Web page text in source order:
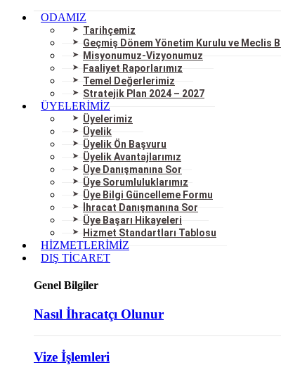
ODAMIZ
Tarihçemiz
Geçmiş Dönem Yönetim Kurulu ve Meclis
Misyonumuz-Vizyonumuz
Faaliyet Raporlarımız
Temel Değerlerimiz
Stratejik Plan 2024 – 2027
ÜYELERİMİZ
Üyelerimiz
Üyelik
Üyelik Ön Başvuru
Üyelik Avantajlarımız
Üye Danışmanına Sor
Üye Sorumluluklarımız
Üye Bilgi Güncelleme Formu
İhracat Danışmanına Sor
Üye Başarı Hikayeleri
Hizmet Standartları Tablosu
HİZMETLERİMİZ
DIŞ TİCARET
Genel Bilgiler
Nasıl İhracatçı Olunur
Vize İşlemleri